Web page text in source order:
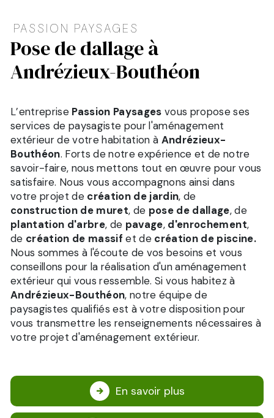
PASSION PAYSAGES
pose de dallage à
Andrézieux-Bouthéon
L’entreprise Passion Paysages vous propose ses
services de paysagiste pour l'aménagement
extérieur de votre habitation à Andrézieux-
Bouthéon. Forts de notre expérience et de notre
savoir-faire, nous mettons tout en œuvre pour vous
satisfaire. Nous vous accompagnons ainsi dans
votre projet de création de jardin, de
construction de muret, de pose de dallage, de
plantation d'arbre, de pavage, d'enrochement,
de création de massif et de création de piscine.
Nous sommes à l'écoute de vos besoins et vous
conseillons pour la réalisation d'un aménagement
extérieur qui vous ressemble. Si vous habitez à
Andrézieux-Bouthéon, notre équipe de
paysagistes qualifiés est à votre disposition pour
vous transmettre les renseignements nécessaires à
votre projet d'aménagement extérieur.
En savoir plus